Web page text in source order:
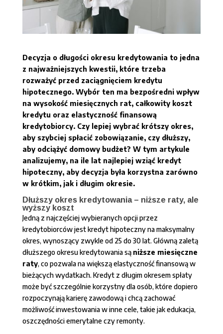
Decyzja o długości okresu kredytowania to jedna
z najważniejszych kwestii, które trzeba
rozważyć przed zaciągnięciem kredytu
hipotecznego. Wybór ten ma bezpośredni wpływ
na wysokość miesięcznych rat, całkowity koszt
kredytu oraz elastyczność finansową
kredytobiorcy. Czy lepiej wybrać krótszy okres,
aby szybciej spłacić zobowiązanie, czy dłuższy,
aby odciążyć domowy budżet? W tym artykule
analizujemy, na ile lat najlepiej wziąć kredyt
hipoteczny, aby decyzja była korzystna zarówno
w krótkim, jak i długim okresie.
Dłuższy okres kredytowania – niższe raty, ale
wyższy koszt
Jedną z najczęściej wybieranych opcji przez
kredytobiorców jest kredyt hipoteczny na maksymalny
okres, wynoszący zwykle od 25 do 30 lat. Główną zaletą
dłuższego okresu kredytowania są niższe miesięczne
raty, co pozwala na większą elastyczność finansową w
bieżących wydatkach. Kredyt z długim okresem spłaty
może być szczególnie korzystny dla osób, które dopiero
rozpoczynają karierę zawodową i chcą zachować
możliwość inwestowania w inne cele, takie jak edukacja,
oszczędności emerytalne czy remonty.